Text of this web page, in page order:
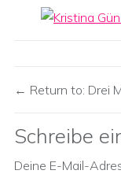
Return to: Drei
Schreibe
Deine E-Mail-